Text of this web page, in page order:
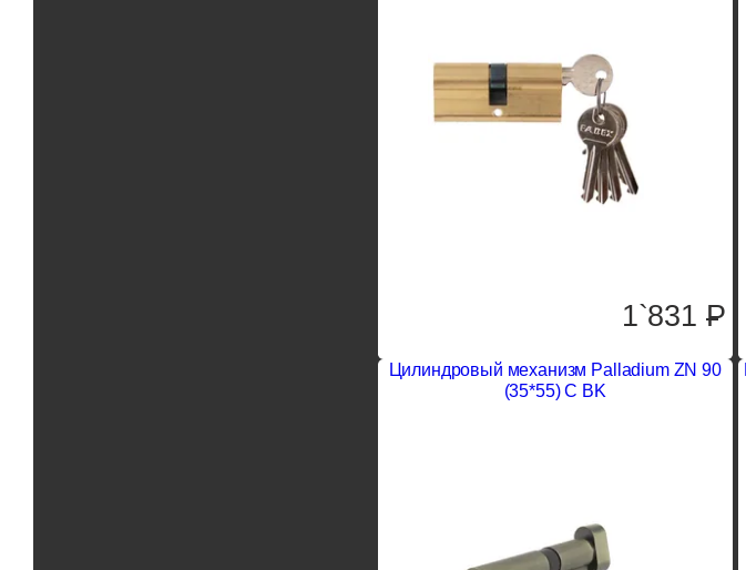
1`831 P
Цилиндровый механизм Palladium ZN 90
(35*55) C BK